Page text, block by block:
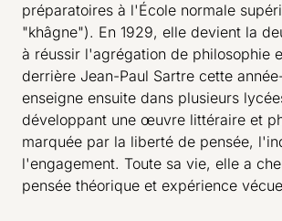
préparatoires à l'École normale
"khâgne"). En 1929, elle devient la
à réussir l'agrégation de philosophie
derrière Jean-Paul Sartre cette
enseigne ensuite dans plusieurs
développant une œuvre littéraire et
marquée par la liberté de pensée,
l'engagement. Toute sa vie, elle a
pensée théorique et expérience